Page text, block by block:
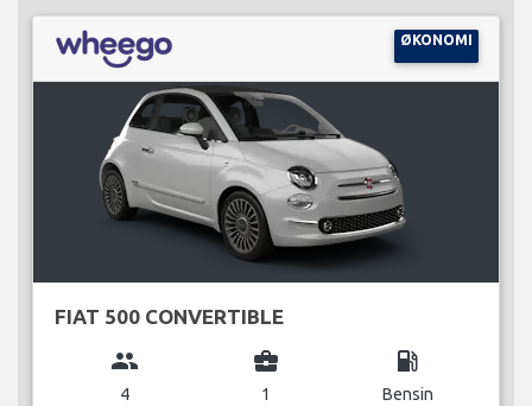
ØKONOMI
FIAT 500 CONVERTIBLE
group
4
business_center
1
local_gas_station
Bensin